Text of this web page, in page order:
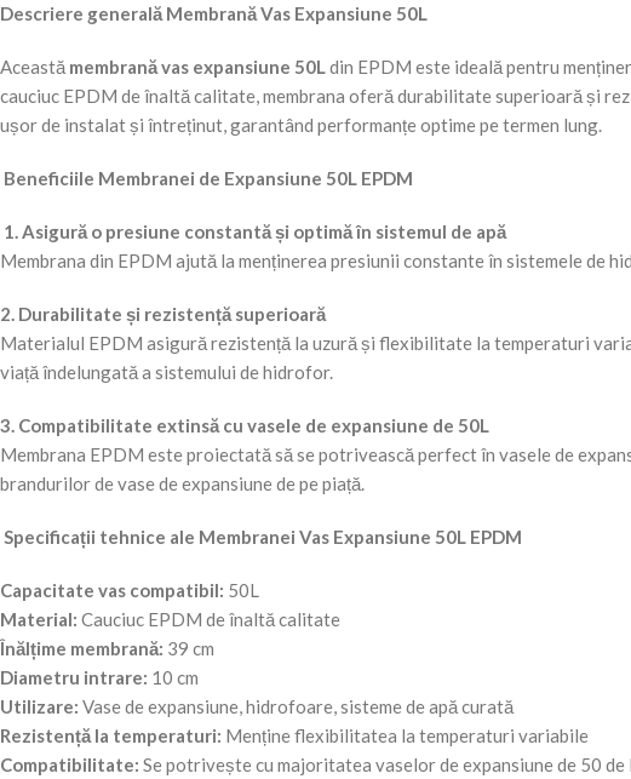
Descriere generală Membrană Vas Expansiune 50L
Această membrană vas expansiune 50Ldin EPDM este ideală pentru
cauciuc EPDM de înaltă calitate, membrana oferă durabilitate superioară și
ușor de instalat și întreținut, garantând performanțe optime pe termen lung.
Beneficiile Membranei de Expansiune 50L EPDM
1. Asigură o presiune constantă și optimă în sistemul de apă
Membrana din EPDM ajută la menținerea presiunii constante în sistemele de
2. Durabilitate și rezistență superioară
Materialul EPDM asigură rezistență la uzură și flexibilitate la temperaturi
viață îndelungată a sistemului de hidrofor.
3. Compatibilitate extinsă cu vasele de expansiune de 50L
Membrana EPDM este proiectată să se potrivească perfect în vasele de
brandurilor de vase de expansiune de pe piață.
Specificații tehnice ale Membranei Vas Expansiune 50L EPDM
Capacitate vas compatibil: 50L
Material: Cauciuc EPDM de înaltă calitate
Înălțime membrană: 39 cm
Diametru intrare: 10 cm
Utilizare: Vase de expansiune, hidrofoare, sisteme de apă curată
Rezistență la temperaturi: Menține flexibilitatea la temperaturi variabile
Compatibilitate: Se potrivește cu majoritatea vaselor de expansiune de 50